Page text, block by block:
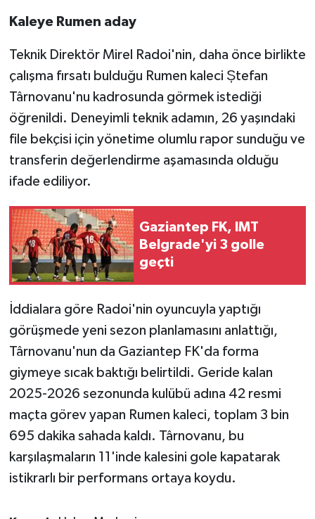
Kaleye Rumen aday
Teknik Direktör Mirel Radoi'nin, daha önce birlikte
çalışma fırsatı bulduğu Rumen kaleci Ștefan
Târnovanu'nu kadrosunda görmek istediği
öğrenildi. Deneyimli teknik adamın, 26 yaşındaki
file bekçisi için yönetime olumlu rapor sunduğu ve
transferin değerlendirme aşamasında olduğu
ifade ediliyor.
Gaziantep FK, IMT
Belgrade'yi 3 golle
geçti
İddialara göre Radoi'nin oyuncuyla yaptığı
görüşmede yeni sezon planlamasını anlattığı,
Târnovanu'nun da Gaziantep FK'da forma
giymeye sıcak baktığı belirtildi. Geride kalan
2025-2026 sezonunda kulübü adına 42 resmi
maçta görev yapan Rumen kaleci, toplam 3 bin
695 dakika sahada kaldı. Târnovanu, bu
karşılaşmaların 11'inde kalesini gole kapatarak
istikrarlı bir performans ortaya koydu.
Yemek